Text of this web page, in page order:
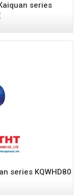
series
series KQWHD80